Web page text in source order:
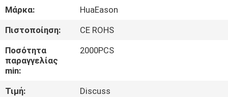
ΠΕΡΊΠΟΥ
ΕΜΕΊΣ
ΓΎΡΟΣ
ΕΡΓΟΣΤΑΣΊΩΝ
Μάρκα:
HuaEason
Πιστοποίηση:
CE ROHS
Ποσότητα
παραγγελίας
min:
2000PCS
Τιμή:
Discuss